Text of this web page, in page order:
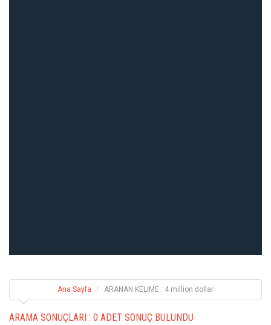
Ana Sayfa ARANAN KELİME : 4 million dollar
ARAMA SONUÇLARI : 0 ADET SONUÇ BULUNDU